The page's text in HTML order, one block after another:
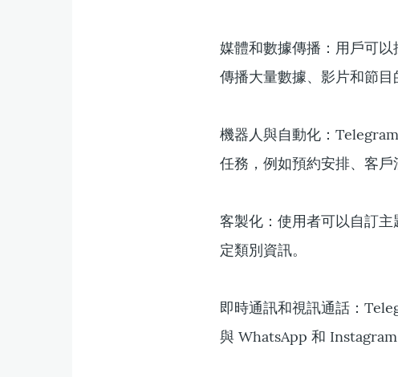
媒體和數據傳播：用戶可
傳播大量數據、影片和節目
機器人與自動化：
任務，例如預約安排、客戶
客製化：使用者可以自訂
定類別資訊。
即時通訊和視訊通話：
與 WhatsApp 和 Instagram